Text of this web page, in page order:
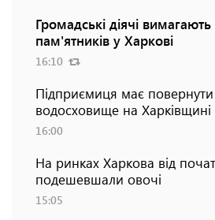
Громадські діячі
пам'ятників у Харкові
16:10
Підприємиця має
водосховище на Харківщині
16:00
На ринках Харкова від
подешевшали овочі
15:05